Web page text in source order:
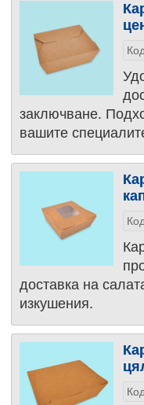
заключване.
вашите
доставка на
изкушения.